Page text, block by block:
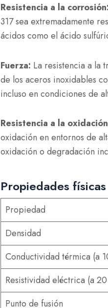
Resistencia a la corrosión:
317 sea extremadamente
ácidos como el ácido
Fuerza: La resistencia a la
de los aceros inoxidables
incluso en condiciones de
Resistencia a la
oxidación en entornos de
oxidación o degradación
Propiedades
Propiedad
Densidad
Conductividad térmica (a
Resistividad eléctrica (a 20
Punto de fusión